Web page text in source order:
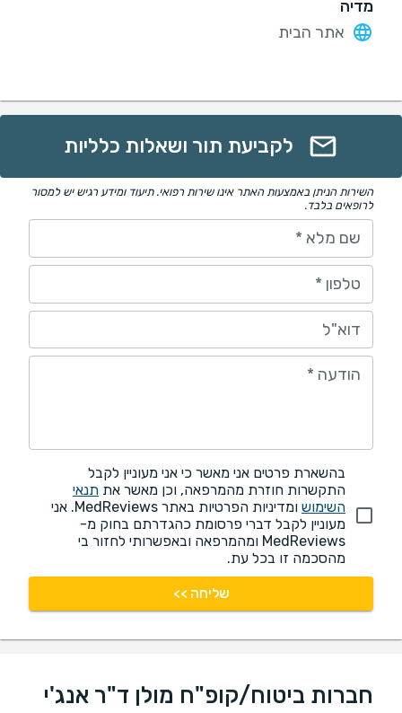
מדיה
אתר הבית
לקביעת תור ושאלות כלליות
השירות הניתן באמצעות האתר אינו שירות רפואי. תיעוד ומידע רגיש יש למסור
לרופאים בלבד.
שם מלא *
טלפון *
דוא"ל
הודעה *
בהשארת פרטים אני מאשר כי אני מעוניין לקבל
התקשרות חוזרת מהמרפאה, וכן מאשר את תנאי
השימוש
ומדיניות הפרטיות באתר MedReviews. אני
מעוניין לקבל דברי פרסומת כהגדרתם בחוק מ-
MedReviews ומהמרפאה ובאפשרותי לחזור בי
מהסכמה זו בכל עת.
שליחה >>
חברות ביטוח/קופ"ח מולן ד"ר אנג'י